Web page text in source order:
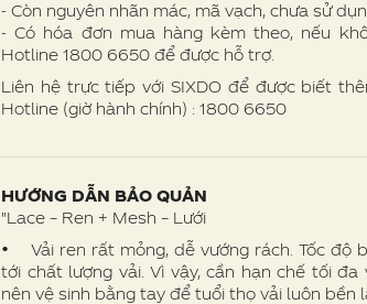
- Còn nguyên nhãn mác, mã vạch, chưa sử
- Có hóa đơn mua hàng kèm theo, nếu
Hotline 1800 6650 để được hỗ trợ.
Liên hệ trực tiếp với SIXDO để được biết
Hotline (giờ hành chính) : 1800 6650
HƯỚNG DẪN BẢO QUẢN
"Lace – Ren + Mesh – Lưới
• Vải ren rất mỏng, dễ vướng rách. Tốc độ
tới chất lượng vải. Vì vậy, cần hạn chế tối
nên vệ sinh bằng tay để tuổi thọ vải luôn bền